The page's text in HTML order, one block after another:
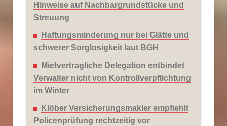
Hinweise auf Nachbargrundstücke und
Streuung
Haftungsminderung nur bei Glätte und
schwerer Sorglosigkeit laut BGH
Mietvertragliche Delegation entbindet
Verwalter nicht von Kontrollverpflichtung
im Winter
Klöber Versicherungsmakler empfiehlt
Policenprüfung rechtzeitig vor